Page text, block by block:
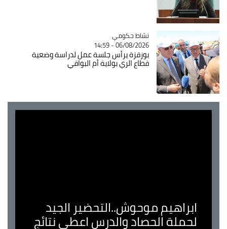
Catégorie
نشاط حكومي
06/08/2026 - 14:59
بوزقزة يرأس جلسة عمل لدراسة وضعية
قطاع الري بولاية أم البواقي
ابراهيم موحوش..التحضير الجيد
لحملة الحصاد والدرس اعطى نتائج